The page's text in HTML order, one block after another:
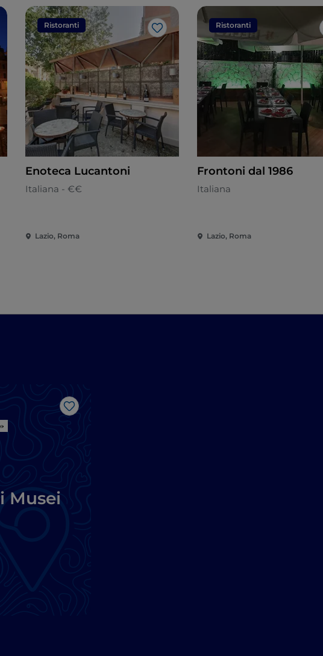
Ristoranti
Like
Enoteca Lucantoni
Italiana - €€
Lazio, Roma
Ristoranti
Frontoni dal 1986
Italiana
Lazio, Roma
Like
Musei